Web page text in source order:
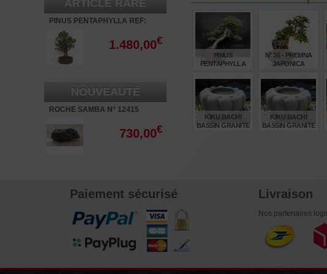
ARTICLE RARE
PINUS PENTAPHYLLA REF:
08040261
1.480,00€
NOUVEAUTÉ
ROCHE SAMBA N° 12415
730,00€
PINUS
PENTAPHYLLA
3.760,00 €
N° 36 - PREMNA
JAPONICA
4,00€
KIKU BACHI
BASSIN GRANITE
KIKU BACHI
BASSIN GRANITE
Paiement sécurisé Livraison
Nos partenaires